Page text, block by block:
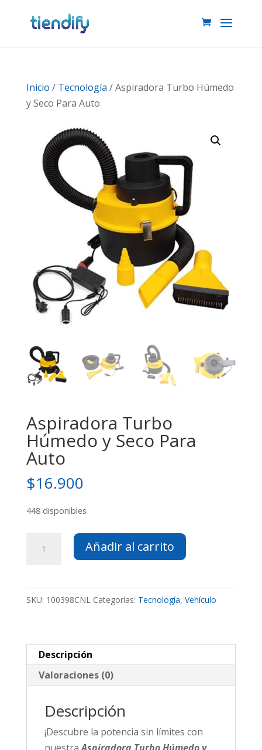
Inicio / Tecnología / Aspiradora Turbo Húmedo
y Seco Para Auto
Aspiradora Turbo
Húmedo y Seco Para
Auto
$16.900
448 disponibles
Aspiradora
Turbo
y
Seco
cantidad
Añadir al carrito
SKU: 100398CNL Categorías: Tecnología, Vehículo
Descripción
Valoraciones (0)
Descripción
¡Descubre la potencia sin límites con